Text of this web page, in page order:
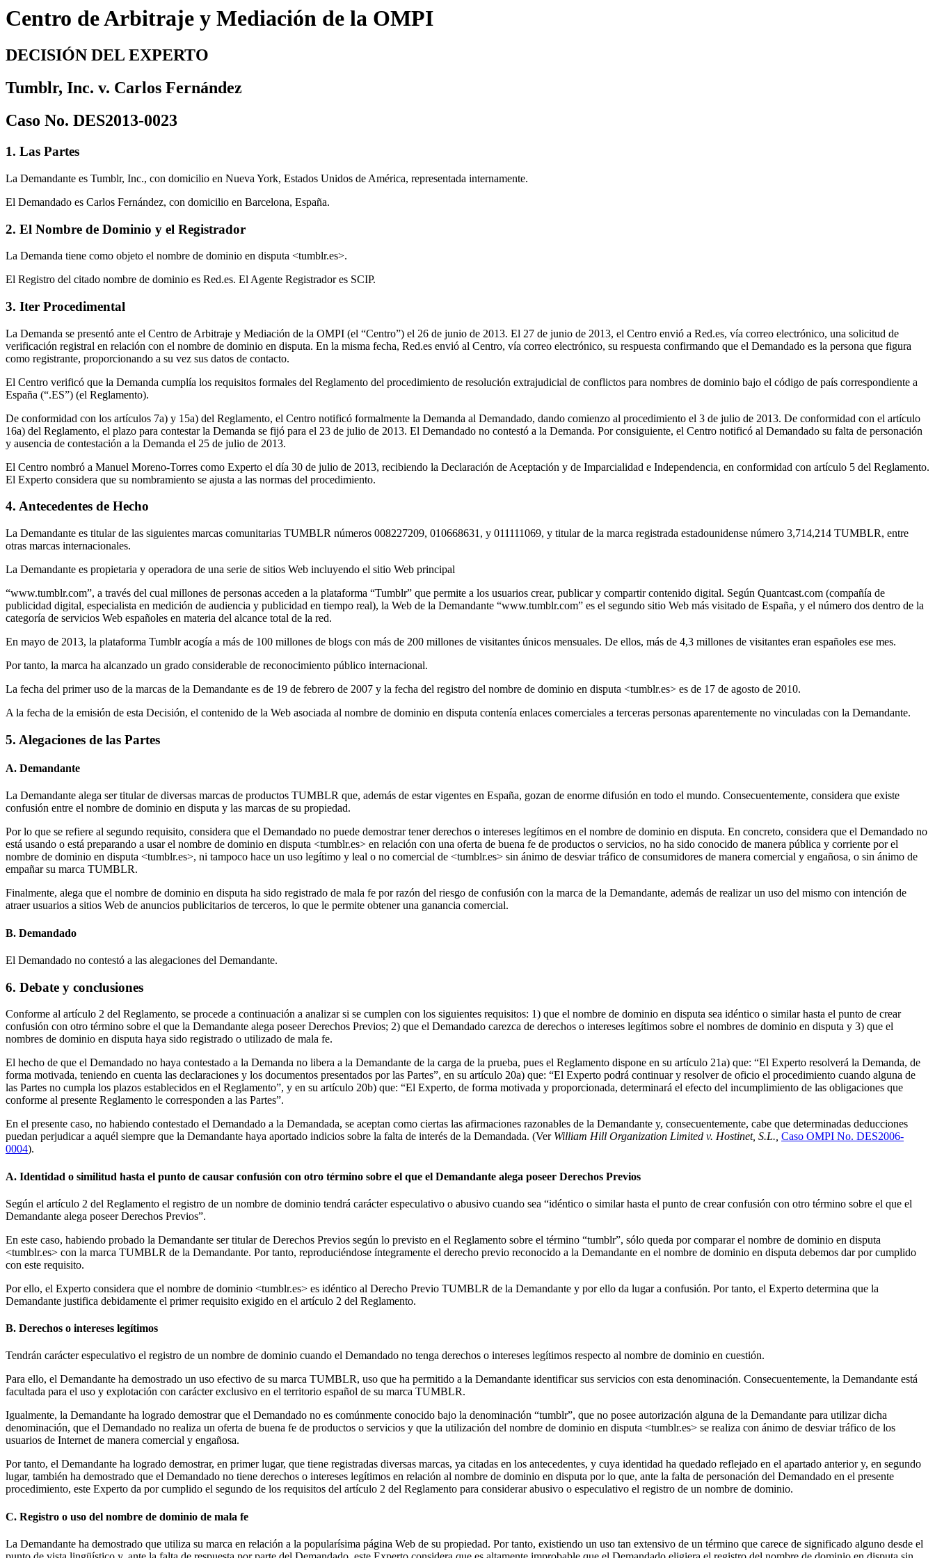
Centro de Arbitraje y Mediación de la OMPI
DECISIÓN DEL EXPERTO
Tumblr, Inc. v. Carlos Fernández
Caso No. DES2013-0023
1. Las Partes
La Demandante es Tumblr, Inc., con domicilio en Nueva York, Estados Unidos de América, representada internamente.
El Demandado es Carlos Fernández, con domicilio en Barcelona, España.
2. El Nombre de Dominio y el Registrador
La Demanda tiene como objeto el nombre de dominio en disputa <tumblr.es>.
El Registro del citado nombre de dominio es Red.es. El Agente Registrador es SCIP.
3. Iter Procedimental
La Demanda se presentó ante el Centro de Arbitraje y Mediación de la OMPI (el “Centro”) el 26 de junio de 2013. El 27 de junio de 2013, el Centro envió a Red.es, vía correo electrónico, una solicitud de
verificación registral en relación con el nombre de dominio en disputa. En la misma fecha, Red.es envió al Centro, vía correo electrónico, su respuesta confirmando que el Demandado es la persona que figura
como registrante, proporcionando a su vez sus datos de contacto.
El Centro verificó que la Demanda cumplía los requisitos formales del Reglamento del procedimiento de resolución extrajudicial de conflictos para nombres de dominio bajo el código de país correspondiente a
España (“.ES”) (el Reglamento).
De conformidad con los artículos 7a) y 15a) del Reglamento, el Centro notificó formalmente la Demanda al Demandado, dando comienzo al procedimiento el 3 de julio de 2013. De conformidad con el artículo
16a) del Reglamento, el plazo para contestar la Demanda se fijó para el 23 de julio de 2013. El Demandado no contestó a la Demanda. Por consiguiente, el Centro notificó al Demandado su falta de personación
y ausencia de contestación a la Demanda el 25 de julio de 2013.
El Centro nombró a Manuel Moreno-Torres como Experto el día 30 de julio de 2013, recibiendo la Declaración de Aceptación y de Imparcialidad e Independencia, en conformidad con artículo 5 del Reglamento.
El Experto considera que su nombramiento se ajusta a las normas del procedimiento.
4. Antecedentes de Hecho
La Demandante es titular de las siguientes marcas comunitarias TUMBLR números 008227209, 010668631, y 011111069, y titular de la marca registrada estadounidense número 3,714,214 TUMBLR, entre
otras marcas internacionales.
La Demandante es propietaria y operadora de una serie de sitios Web incluyendo el sitio Web principal
“www.tumblr.com”, a través del cual millones de personas acceden a la plataforma “Tumblr” que permite a los usuarios crear, publicar y compartir contenido digital. Según Quantcast.com (compañía de
publicidad digital, especialista en medición de audiencia y publicidad en tiempo real), la Web de la Demandante “www.tumblr.com” es el segundo sitio Web más visitado de España, y el número dos dentro de la
categoría de servicios Web españoles en materia del alcance total de la red.
En mayo de 2013, la plataforma Tumblr acogía a más de 100 millones de blogs con más de 200 millones de visitantes únicos mensuales. De ellos, más de 4,3 millones de visitantes eran españoles ese mes.
Por tanto, la marca ha alcanzado un grado considerable de reconocimiento público internacional.
La fecha del primer uso de la marcas de la Demandante es de 19 de febrero de 2007 y la fecha del registro del nombre de dominio en disputa <tumblr.es> es de 17 de agosto de 2010.
A la fecha de la emisión de esta Decisión, el contenido de la Web asociada al nombre de dominio en disputa contenía enlaces comerciales a terceras personas aparentemente no vinculadas con la Demandante.
5. Alegaciones de las Partes
A. Demandante
La Demandante alega ser titular de diversas marcas de productos TUMBLR que, además de estar vigentes en España, gozan de enorme difusión en todo el mundo. Consecuentemente, considera que existe
confusión entre el nombre de dominio en disputa y las marcas de su propiedad.
Por lo que se refiere al segundo requisito, considera que el Demandado no puede demostrar tener derechos o intereses legítimos en el nombre de dominio en disputa. En concreto, considera que el Demandado no
está usando o está preparando a usar el nombre de dominio en disputa <tumblr.es> en relación con una oferta de buena fe de productos o servicios, no ha sido conocido de manera pública y corriente por el
nombre de dominio en disputa <tumblr.es>, ni tampoco hace un uso legítimo y leal o no comercial de <tumblr.es> sin ánimo de desviar tráfico de consumidores de manera comercial y engañosa, o sin ánimo de
empañar su marca TUMBLR.
Finalmente, alega que el nombre de dominio en disputa ha sido registrado de mala fe por razón del riesgo de confusión con la marca de la Demandante, además de realizar un uso del mismo con intención de
atraer usuarios a sitios Web de anuncios publicitarios de terceros, lo que le permite obtener una ganancia comercial.
B. Demandado
El Demandado no contestó a las alegaciones del Demandante.
6. Debate y conclusiones
Conforme al artículo 2 del Reglamento, se procede a continuación a analizar si se cumplen con los siguientes requisitos: 1) que el nombre de dominio en disputa sea idéntico o similar hasta el punto de crear
confusión con otro término sobre el que la Demandante alega poseer Derechos Previos; 2) que el Demandado carezca de derechos o intereses legítimos sobre el nombres de dominio en disputa y 3) que el
nombres de dominio en disputa haya sido registrado o utilizado de mala fe.
El hecho de que el Demandado no haya contestado a la Demanda no libera a la Demandante de la carga de la prueba, pues el Reglamento dispone en su artículo 21a) que: “El Experto resolverá la Demanda, de
forma motivada, teniendo en cuenta las declaraciones y los documentos presentados por las Partes”, en su artículo 20a) que: “El Experto podrá continuar y resolver de oficio el procedimiento cuando alguna de
las Partes no cumpla los plazos establecidos en el Reglamento”, y en su artículo 20b) que: “El Experto, de forma motivada y proporcionada, determinará el efecto del incumplimiento de las obligaciones que
conforme al presente Reglamento le corresponden a las Partes”.
En el presente caso, no habiendo contestado el Demandado a la Demandada, se aceptan como ciertas las afirmaciones razonables de la Demandante y, consecuentemente, cabe que determinadas deducciones
puedan perjudicar a aquél siempre que la Demandante haya aportado indicios sobre la falta de interés de la Demandada. (Ver William Hill Organization Limited v. Hostinet, S.L., Caso OMPI No. DES2006-
0004).
A. Identidad o similitud hasta el punto de causar confusión con otro término sobre el que el Demandante alega poseer Derechos Previos
Según el artículo 2 del Reglamento el registro de un nombre de dominio tendrá carácter especulativo o abusivo cuando sea “idéntico o similar hasta el punto de crear confusión con otro término sobre el que el
Demandante alega poseer Derechos Previos”.
En este caso, habiendo probado la Demandante ser titular de Derechos Previos según lo previsto en el Reglamento sobre el término “tumblr”, sólo queda por comparar el nombre de dominio en disputa
<tumblr.es> con la marca TUMBLR de la Demandante. Por tanto, reproduciéndose íntegramente el derecho previo reconocido a la Demandante en el nombre de dominio en disputa debemos dar por cumplido
con este requisito.
Por ello, el Experto considera que el nombre de dominio <tumblr.es> es idéntico al Derecho Previo TUMBLR de la Demandante y por ello da lugar a confusión. Por tanto, el Experto determina que la
Demandante justifica debidamente el primer requisito exigido en el artículo 2 del Reglamento.
B. Derechos o intereses legítimos
Tendrán carácter especulativo el registro de un nombre de dominio cuando el Demandado no tenga derechos o intereses legítimos respecto al nombre de dominio en cuestión.
Para ello, el Demandante ha demostrado un uso efectivo de su marca TUMBLR, uso que ha permitido a la Demandante identificar sus servicios con esta denominación. Consecuentemente, la Demandante está
facultada para el uso y explotación con carácter exclusivo en el territorio español de su marca TUMBLR.
Igualmente, la Demandante ha logrado demostrar que el Demandado no es comúnmente conocido bajo la denominación “tumblr”, que no posee autorización alguna de la Demandante para utilizar dicha
denominación, que el Demandado no realiza un oferta de buena fe de productos o servicios y que la utilización del nombre de dominio en disputa <tumblr.es> se realiza con ánimo de desviar tráfico de los
usuarios de Internet de manera comercial y engañosa.
Por tanto, el Demandante ha logrado demostrar, en primer lugar, que tiene registradas diversas marcas, ya citadas en los antecedentes, y cuya identidad ha quedado reflejado en el apartado anterior y, en segundo
lugar, también ha demostrado que el Demandado no tiene derechos o intereses legítimos en relación al nombre de dominio en disputa por lo que, ante la falta de personación del Demandado en el presente
procedimiento, este Experto da por cumplido el segundo de los requisitos del artículo 2 del Reglamento para considerar abusivo o especulativo el registro de un nombre de dominio.
C. Registro o uso del nombre de dominio de mala fe
La Demandante ha demostrado que utiliza su marca en relación a la popularísima página Web de su propiedad. Por tanto, existiendo un uso tan extensivo de un término que carece de significado alguno desde el